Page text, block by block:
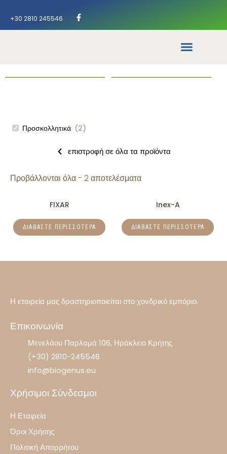
+30 2810 245546
Προσκολλητικά (2)
επιστροφή σε όλα τα προϊόντα
Προβάλλονται όλα - 2 αποτελέσματα
FIXAR
ΔΙΑΒΆΣΤΕ ΠΕΡΙΣΣΌΤΕΡΑ
Inex-A
ΔΙΑΒΆΣΤΕ ΠΕΡΙΣΣΌΤΕΡΑ
Η εταιρεία μας δραστηριοποιείται στο χονδρικό εμπόριο.
Επικοινωνία
Μενελάου Παρλαμά 106, Ηράκλειο Κρήτης
(+30) 2810-245546
info@biogenus.eu
Χρήσιμοι Σύνδεσμοι
Η Εταιρεία
Όροι Χρήσης
Πολιτική Απορρήτου